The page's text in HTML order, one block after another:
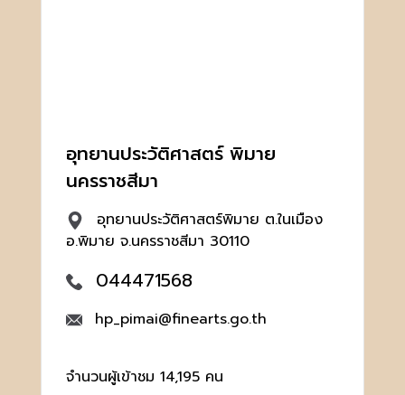
อุทยานประวัติศาสตร์ พิมาย
นครราชสีมา
อุทยานประวัติศาสตร์พิมาย ต.ในเมือง
อ.พิมาย จ.นครราชสีมา 30110
044471568
hp_pimai@finearts.go.th
จำนวนผู้เข้าชม 14,195 คน